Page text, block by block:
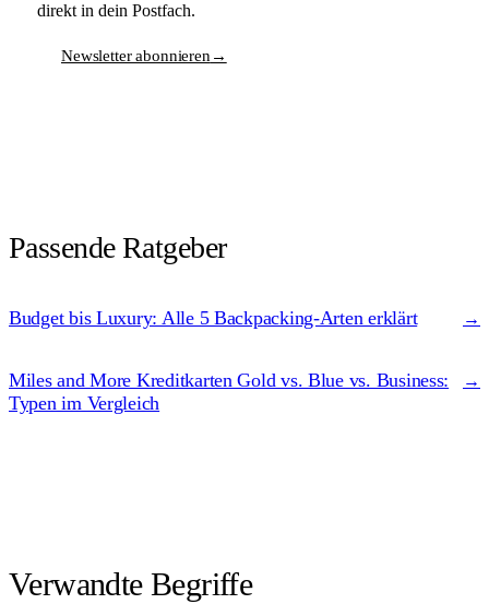
direkt in dein Postfach.
Newsletter abonnieren→
Passende Ratgeber
Budget bis Luxury: Alle 5 Backpacking-Arten erklärt →
Miles and More Kreditkarten Gold vs. Blue vs. Business:
Typen im Vergleich
→
Verwandte Begriffe